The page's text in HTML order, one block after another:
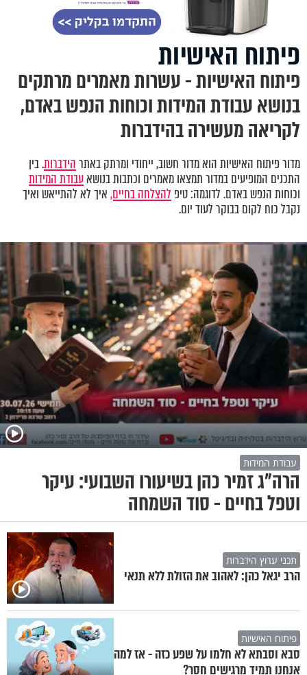
פיתוח האישיות
פיתוח האישיות - עשרות מאמרים מרתקים
בנושא עבודת המידות וכוחות הנפש באדם,
לקריאה מעשירה בהידברות
מדור פיתוח האישיות הוא מדור חשוב, ייחודי ומרתק באתרהידברות. בין
התכנים המופיעים במדור תמצאו מאמרים וכתבות בנושאעבודת המידות
וכוחות הנפש באדם. לדוגמה: טיפ להצלחה בחיים,איך לא להתייאש ואיך
נקבל כוח לקום בבוקר לעוד יום.
עבודת המידות
הרה"ג זמיר כהן בשיעורו השבועי: עיקר
וטפל בחיים - סוד השמחה
תכני ערוץ הידברות
הרב יגאל כהן: לאהוב את הזולת ללא תנאי
פיתוח האישיות
סבא וסבתא לא חלמו על שפע כזה - אז למה
אנחנו תמיד מרגישים חסר?